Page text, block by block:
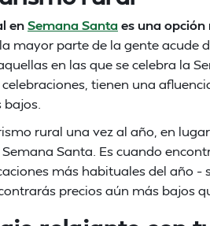
enSemana Santa es una
mayor parte de la gente acude
en las que se celebra la
tienen una
rural una vez al año, en
Santa. Es cuando
más habituales del año
precios aún más bajos